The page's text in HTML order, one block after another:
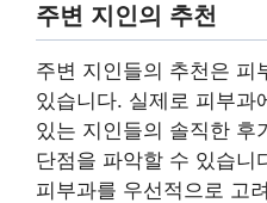
주변 지인의 추천
주변 지인들의 추천은 피
있습니다. 실제로 피부과
있는 지인들의 솔직한 후
단점을 파악할 수 있습니
피부과를 우선적으로 고